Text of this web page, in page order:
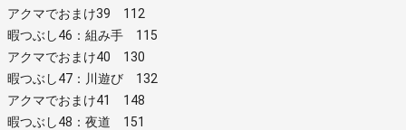
アクマでおまけ39 112
暇つぶし46：組み手 115
アクマでおまけ40 130
暇つぶし47：川遊び 132
アクマでおまけ41 148
暇つぶし48：夜道 151